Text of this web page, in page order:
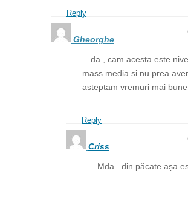
Reply
Gheorghe
…da , cam acesta este
mass media si nu prea
asteptam vremuri mai
Reply
Criss
Mda.. din păcate așa